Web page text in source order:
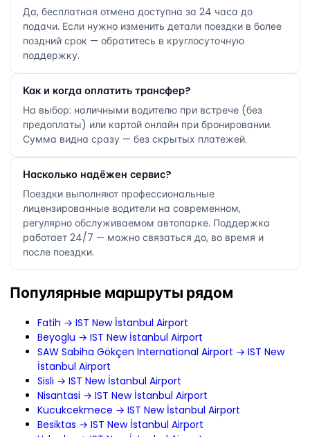
Да, бесплатная отмена доступна за 24 часа до
подачи. Если нужно изменить детали поездки в более
поздний срок — обратитесь в круглосуточную
поддержку.
Как и когда оплатить трансфер?
На выбор: наличными водителю при встрече (без
предоплаты) или картой онлайн при бронировании.
Сумма видна сразу — без скрытых платежей.
Насколько надёжен сервис?
Поездки выполняют профессиональные
лицензированные водители на современном,
регулярно обслуживаемом автопарке. Поддержка
работает 24/7 — можно связаться до, во время и
после поездки.
Популярные маршруты рядом
Fatih → IST New İstanbul Airport
Beyoglu → IST New İstanbul Airport
SAW Sabiha Gökçen International Airport → IST New
İstanbul Airport
Sisli → IST New İstanbul Airport
Nisantasi → IST New İstanbul Airport
Kucukcekmece → IST New İstanbul Airport
Besiktas → IST New İstanbul Airport